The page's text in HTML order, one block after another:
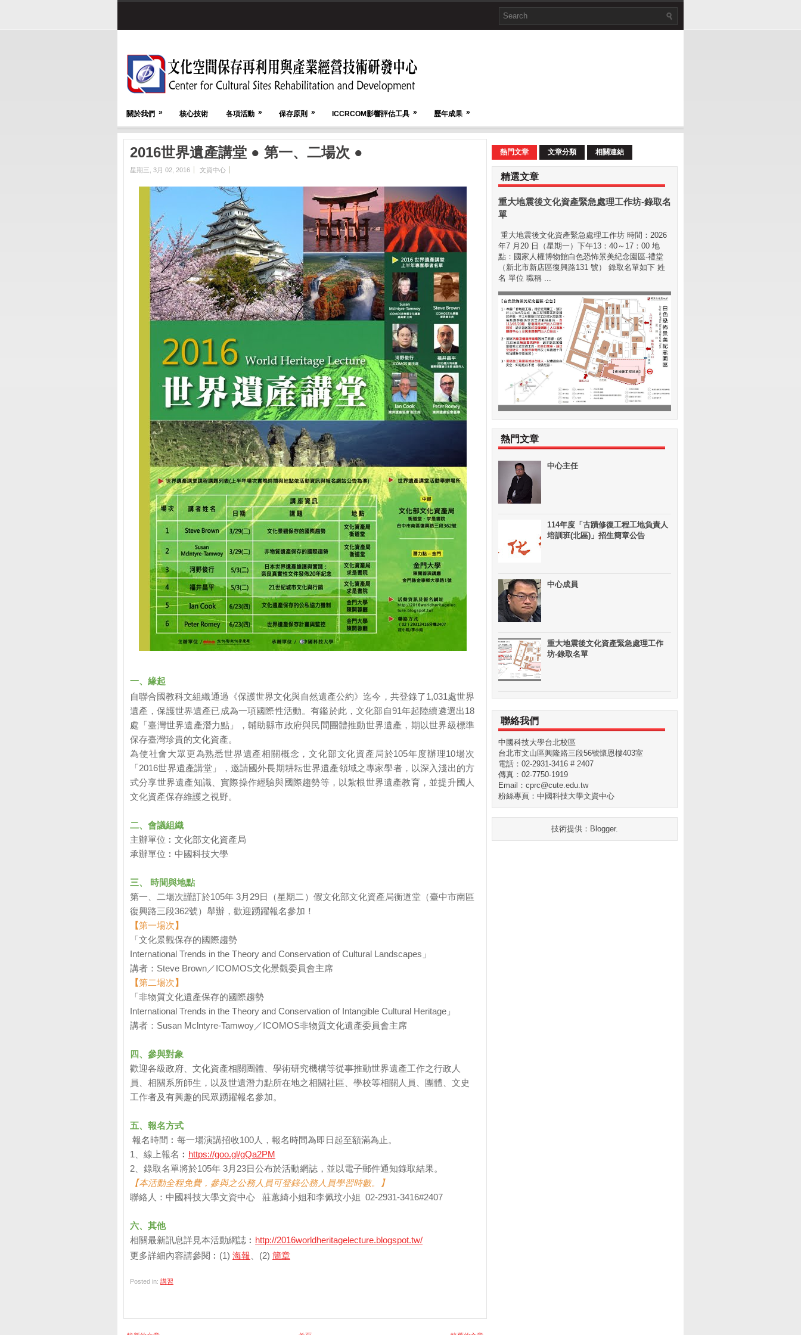
關於我們 » 核心技術 各項活動 » 保存原則 » ICCRCOM影響評估工具 » 歷年成果 »
2016世界遺產講堂 ● 第一、二場次 ●
星期三, 3月 02, 2016 文資中心
一、緣起
自聯合國教科文組織通過《保護世界文化與自然遺產公約》迄今，共登錄了1,031處世界
遺產，保護世界遺產已成為一項國際性活動。有鑑於此，文化部自91年起陸續遴選出18
處「臺灣世界遺產潛力點」，輔助縣市政府與民間團體推動世界遺產，期以世界級標準
保存臺灣珍貴的文化資產。
為使社會大眾更為熟悉世界遺產相關概念，文化部文化資產局於105年度辦理10場次
「2016世界遺產講堂」，邀請國外長期耕耘世界遺產領域之專家學者，以深入淺出的方
式分享世界遺產知識、實際操作經驗與國際趨勢等，以紮根世界遺產教育，並提升國人
文化資產保存維護之視野。
二、會議組織
主辦單位︰文化部文化資產局
承辦單位︰中國科技大學
三、 時間與地點
第一、二場次謹訂於105年 3月29日（星期二）假文化部文化資產局衡道堂（臺中市南區
復興路三段362號）舉辦，歡迎踴躍報名參加！
【第一場次】
「文化景觀保存的國際趨勢
International Trends in the Theory and Conservation of Cultural Landscapes」
講者：Steve Brown／ICOMOS文化景觀委員會主席
【第二場次】
「非物質文化遺產保存的國際趨勢
International Trends in the Theory and Conservation of Intangible Cultural Heritage」
講者：Susan Mclntyre-Tamwoy／ICOMOS非物質文化遺產委員會主席
四、參與對象
歡迎各級政府、文化資產相關團體、學術研究機構等從事推動世界遺產工作之行政人
員、相關系所師生，以及世遺潛力點所在地之相關社區、學校等相關人員、團體、文史
工作者及有興趣的民眾踴躍報名參加。
五、 報名方式
報名時間︰每一場演講招收100人，報名時間為即日起至額滿為止。
1、線上報名︰ https://goo.gl/gQa2PM
2、錄取名單將於105年 3月23日公布於活動網誌，並以電子郵件通知錄取結果。
【本活動全程免費， 參與之公務人員可登錄公務人員學習時數。
】
聯絡人：中國科技大學文資中心 莊蕙綺小姐和李佩玟小姐 02-2931-3416#2407
六、其他
相關最新訊息詳見本活動網誌︰ http://2016worldheritagelecture.blogspot.tw/
更多詳細內容請參閱︰(1) 海報 、(2) 簡章
Posted in: 講習
熱門文章 文章分類 相關連結
精選文章
重大地震後文化資產緊急處理工作坊-錄取名
單
重大地震後文化資產緊急處理工作坊 時間：2026
年7 月20 日（星期⼀）下午13：40～17：00 地
點：國家⼈權博物館白色恐怖景美紀念園區-禮堂
（新北市新店區復興路131 號） 錄取名單如下 姓
名 單位 職稱 ...
熱門文章
中心主任
114年度「古蹟修復工程工地負責人
培訓班(北區)」招生簡章公告
中心成員
重大地震後文化資產緊急處理工作
坊-錄取名單
聯絡我們
中國科技大學台北校區
台北市文山區興隆路三段56號懷恩樓403室
電話：02-2931-3416 # 2407
傳真：02-7750-1919
Email：cprc@cute.edu.tw
粉絲專頁：中國科技大學文資中心
技術提供： Blogger.